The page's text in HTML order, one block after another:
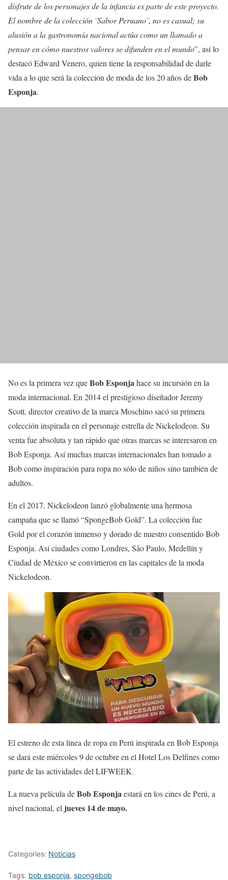
disfrute de los personajes de la infancia es parte de este proyecto.
El nombre de la colección ¨Sabor Peruano¨, no es casual; su
alusión a la gastronomía nacional actúa como un llamado a
pensar en cómo nuestros valores se difunden en el mundo”, así lo
destacó Edward Venero, quien tiene la responsabilidad de darle
vida a lo que será la colección de moda de los 20 años deBob
Esponja.
No es la primera vez queBob Esponjahace su incursión en la
moda internacional. En 2014 el prestigioso diseñador Jeremy
Scott, director creativo de la marca Moschino sacó su primera
colección inspirada en el personaje estrella de Nickelodeon. Su
venta fue absoluta y tan rápido que otras marcas se interesaron en
Bob Esponja. Así muchas marcas internacionales han tomado a
Bob como inspiración para ropa no sólo de niños sino también de
adultos.
En el 2017, Nickelodeon lanzó globalmente una hermosa
campaña que se llamó “SpongeBob Gold”. La colección fue
Gold por el corazón inmenso y dorado de nuestro consentido Bob
Esponja. Así ciudades como Londres, São Paulo, Medellín y
Ciudad de México se convirtieron en las capitales de la moda
Nickelodeon.
El estreno de esta línea de ropa en Perú inspirada en Bob Esponja
se dará este miércoles 9 de octubre en el Hotel Los Delfines como
parte de las actividades del LIFWEEK.
La nueva película deBob Esponjaestará en los cines de Perú, a
nivel nacional, el jueves 14 de mayo.
Categories: Noticias
Tags: bob esponja, spongebob